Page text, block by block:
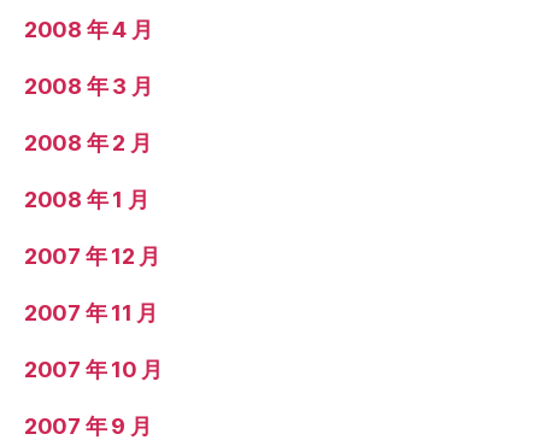
2008 年 4 月
2008 年 3 月
2008 年 2 月
2008 年 1 月
2007 年 12 月
2007 年 11 月
2007 年 10 月
2007 年 9 月